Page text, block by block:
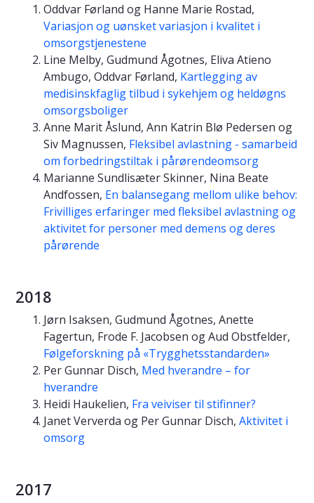
Oddvar Førland og Hanne Marie Rostad,
Variasjon og uønsket variasjon i kvalitet i
omsorgstjenestene
Line Melby, Gudmund Ågotnes, Eliva Atieno
Ambugo, Oddvar Førland, Kartlegging av
medisinskfaglig tilbud i sykehjem og heldøgns
omsorgsboliger
Anne Marit Åslund, Ann Katrin Blø Pedersen og
Siv Magnussen, Fleksibel avlastning - samarbeid
om forbedringstiltak i pårørendeomsorg
Marianne Sundlisæter Skinner, Nina Beate
Andfossen, En balansegang mellom ulike behov:
Frivilliges erfaringer med fleksibel avlastning og
aktivitet for personer med demens og deres
pårørende
2018
Jørn Isaksen, Gudmund Ågotnes, Anette
Fagertun, Frode F. Jacobsen og Aud Obstfelder,
Følgeforskning på «Trygghetsstandarden»
Per Gunnar Disch, Med hverandre – for
hverandre
Heidi Haukelien, Fra veiviser til stifinner?
Janet Ververda og Per Gunnar Disch, Aktivitet i
omsorg
2017